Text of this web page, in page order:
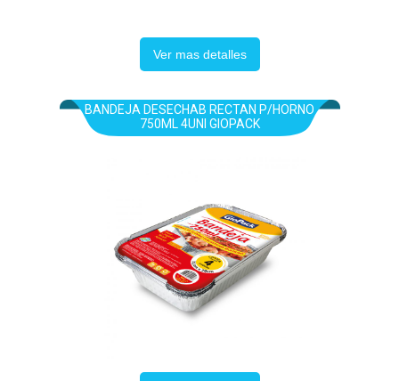
Ver mas detalles
BANDEJA DESECHAB RECTAN P/HORNO
750ML 4UNI GIOPACK